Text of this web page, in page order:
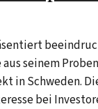
seinem
in Schweden.
bei